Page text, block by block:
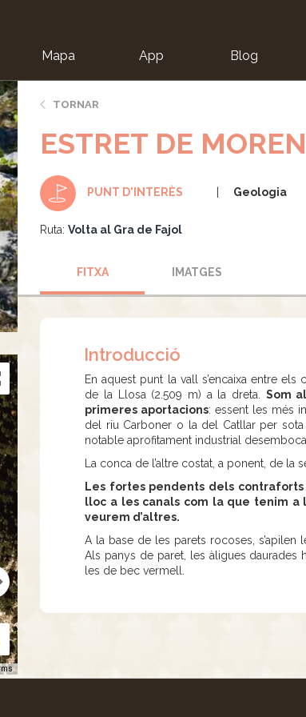
Mapa App Blog
TORNAR
ESTRET DE
PUNT D'INTERÈS Geologia
Ruta: Volta al Gra de Fajol
FITXA IMATGES
Introducció
En aquest punt la vall s’encaixa entre
de la Llosa (2.509 m) a la dreta. Som
primeres aportacions: essent les més
del riu Carboner o la del Catllar per
notable aprofitament industrial
La conca de l’altre costat, a ponent, de
Les fortes pendents dels contraforts
lloc a les canals com la que tenim a
veurem d’altres.
A la base de les parets rocoses, s’apilen
Als panys de paret, les àligues
les de bec vermell.